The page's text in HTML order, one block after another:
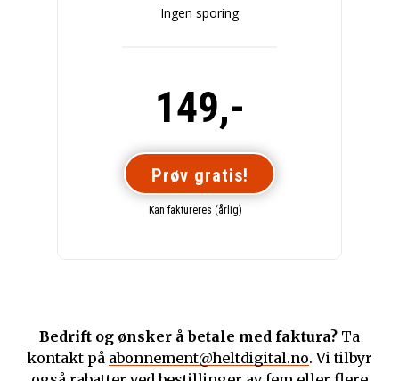
Ingen sporing
149,-
Prøv gratis!
Kan faktureres (årlig)
Bedrift og ønsker å betale med faktura? Ta
kontakt på abonnement@heltdigital.no. Vi tilbyr